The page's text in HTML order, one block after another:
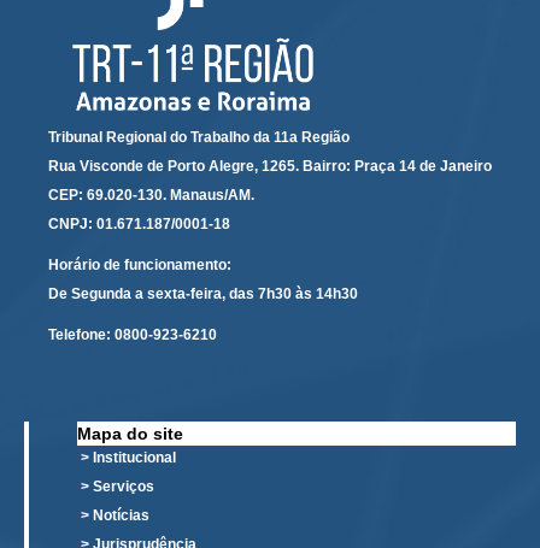
Responsabilidade Socioambiental
Comissão Permanente de Acessibilidade e Inclusão
Escola Judicial
Programa Trabalho Seguro
Coordenadoria de Saúde
Serviços
Agendamento de Reclamação Verbal
Glossário
Consulta de Pautas
Tribunal Regional do Trabalho da 11a Região
Rua Visconde de Porto Alegre, 1265. Bairro: Praça 14 de Janeiro
CEP: 69.020-130. Manaus/AM.
CNPJ: 01.671.187/0001-18
Horário de funcionamento:
De Segunda a sexta-feira, das 7h30 às 14h30
Telefone: 0800-923-6210
Mapa do site
> Institucional
> Serviços
> Notícias